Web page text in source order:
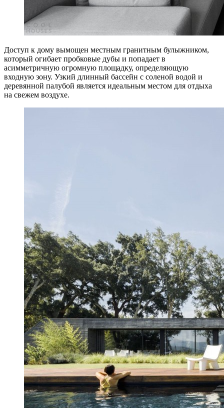
Доступ к дому вымощен местным гранитным булыжником,
который огибает пробковые дубы и попадает в
асимметричную огромную площадку, определяющую
входную зону. Узкий длинный бассейн с соленой водой и
деревянной палубой является идеальным местом для отдыха
на свежем воздухе.